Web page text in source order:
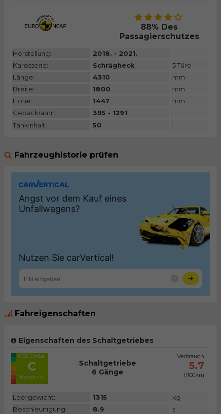
88% Des
Passagierschutzes
Herstellung:
2018. - 2021.
Karosserie:
Schrägheck
5 Türe
Länge:
4310
mm
Breite:
1800
mm
Höhe:
1447
mm
Gepäckraum:
395 - 1291
l
Tankinhalt:
50 l
Fahrzeughistorie prüfen
Fahreigenschaften
Eigenschaften des Schaltgetriebes
CO2 Emiss.
C
Kategorie
Schaltgetriebe
6 Gänge
Verbrauch
5.7
l/100km
Leergewicht: 1315
kg
Beschleunigung:
8.9
s